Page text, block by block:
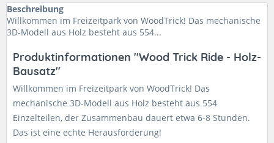
Beschreibung
Willkommen im Freizeitpark von WoodTrick! Das mechanische
3D-Modell aus Holz besteht aus 554...
Produktinformationen "Wood Trick Ride - Holz-
Bausatz"
Willkommen im Freizeitpark von WoodTrick! Das
mechanische 3D-Modell aus Holz besteht aus 554
Einzelteilen, der Zusammenbau dauert etwa 6-8 Stunden.
Das ist eine echte Herausforderung!